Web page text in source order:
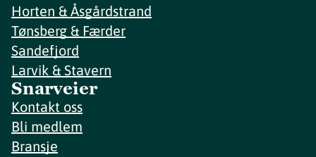
Horten & Åsgårdstrand
Tønsberg & Færder
Sandefjord
Larvik & Stavern
Snarveier
Kontakt oss
Bli medlem
Bransje